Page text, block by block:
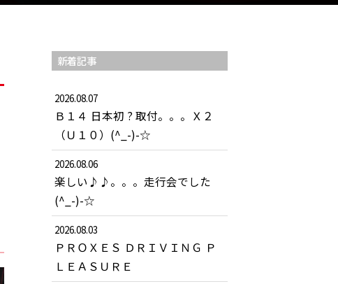
新着記事
2026.08.07
Ｂ１４ 日本初 ? 取付。。。Ｘ２
（Ｕ１０）(^_-)-☆
2026.08.06
楽しい♪♪。。。走行会でした
(^_-)-☆
2026.08.03
ＰＲＯＸＥＳ ＤＲＩＶＩＮＧ Ｐ
ＬＥＡＳＵＲＥ